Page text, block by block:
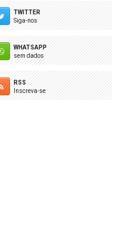
TWITTER
Siga-nos
WHATSAPP
sem dados
RSS
Inscreva-se